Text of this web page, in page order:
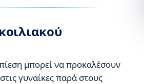
μπορεί να προκαλέσουν
γυναίκες παρά στους